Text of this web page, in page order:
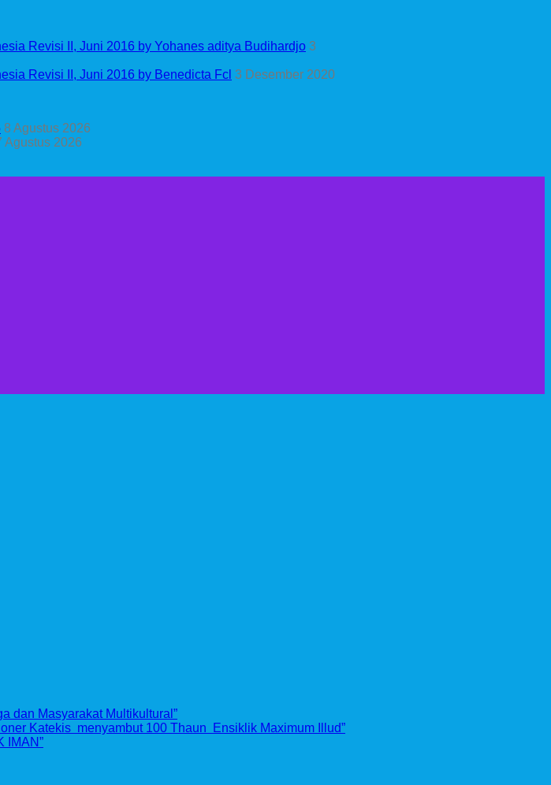
Revisi II, Juni 2016 by Yohanes aditya Budihardjo 3
Revisi II, Juni 2016 by Benedicta Fcl 3 Desember 2020
8 Agustus 2026
Agustus 2026
dan Masyarakat Multikultural”
Katekis menyambut 100 Thaun Ensiklik Maximum Illud”
IMAN”